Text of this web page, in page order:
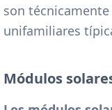
son
unifamiliares
Módulos